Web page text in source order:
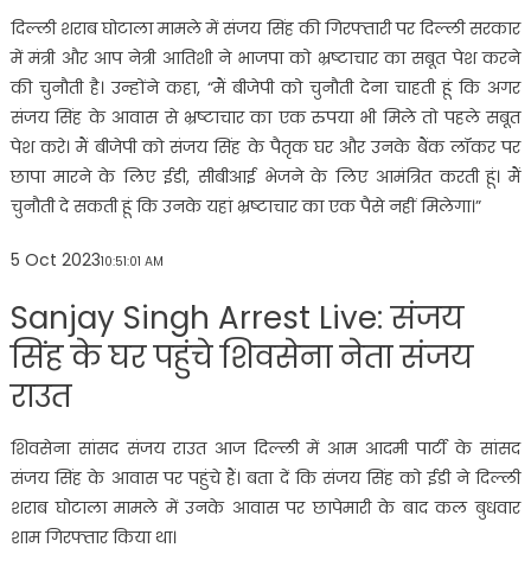
दिल्ली शराब घोटाला मामले में संजय सिंह की गिरफ्तारी पर दिल्ली सरकार
में मंत्री और आप नेत्री आतिशी ने भाजपा को भ्रष्टाचार का सबूत पेश करने
की चुनौती है। उन्होंने कहा, “मैं बीजेपी को चुनौती देना चाहती हूं कि अगर
संजय सिंह के आवास से भ्रष्टाचार का एक रुपया भी मिले तो पहले सबूत
पेश करे। मैं बीजेपी को संजय सिंह के पैतृक घर और उनके बैंक लॉकर पर
छापा मारने के लिए ईडी, सीबीआई भेजने के लिए आमंत्रित करती हूं। मैं
चुनौती दे सकती हूं कि उनके यहां भ्रष्टाचार का एक पैसे नहीं मिलेगा।”
5 Oct 202310:51:01 AM
Sanjay Singh Arrest Live: संजय
सिंह के घर पहुंचे शिवसेना नेता संजय
राउत
शिवसेना सांसद संजय राउत आज दिल्ली में आम आदमी पार्टी के सांसद
संजय सिंह के आवास पर पहुंचे हैं। बता दें कि संजय सिंह को ईडी ने दिल्ली
शराब घोटाला मामले में उनके आवास पर छापेमारी के बाद कल बुधवार
शाम गिरफ्तार किया था।